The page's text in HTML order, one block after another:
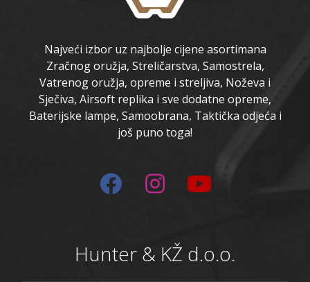
Najveći izbor uz najbolje cijene asortimana
Zračnog oružja, Streličarstva, Samostrela,
Vatrenog oružja, opreme i streljiva, Noževa i
Sječiva, Airsoft replika i sve dodatne opreme,
Baterijske lampe, Samoobrana, Taktička odjeća i
još puno toga!
Hunter & KŽ d.o.o.